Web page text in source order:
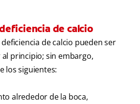
de calcio
de calcio pueden ser
principio; sin embargo,
los siguientes:
alrededor de la boca,